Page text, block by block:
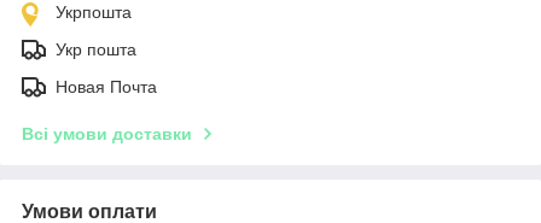
Укрпошта
Укр пошта
Новая Почта
Всі умови доставки
Умови оплати